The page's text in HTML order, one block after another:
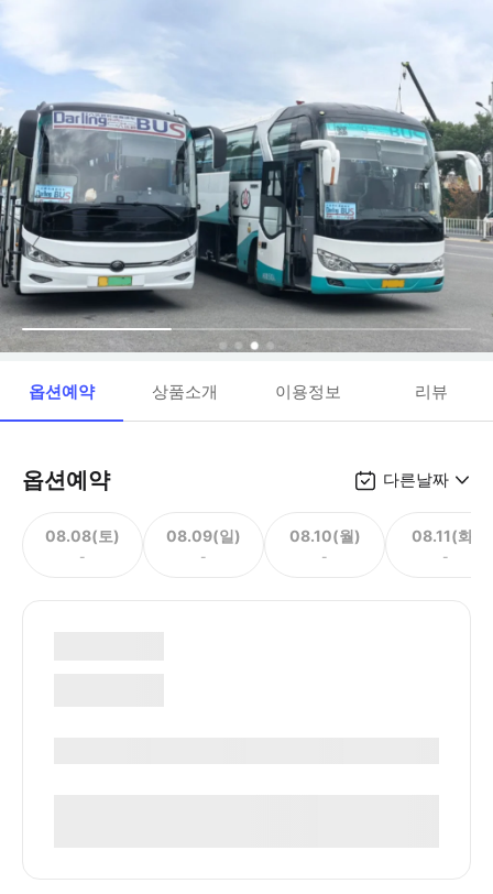
옵션예약 상품소개 이용정보 리뷰
옵션예약 다른날짜
08.08(토)
-
08.09(일)
-
08.10(월)
-
08.11(화)
-